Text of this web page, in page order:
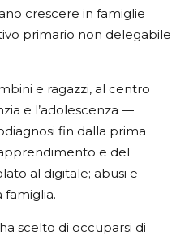
crescere in famiglie
primario non delegabile
e ragazzi, al centro
e l’adolescenza —
fin dalla prima
e del
al digitale; abusi e
famiglia.
scelto di occuparsi di